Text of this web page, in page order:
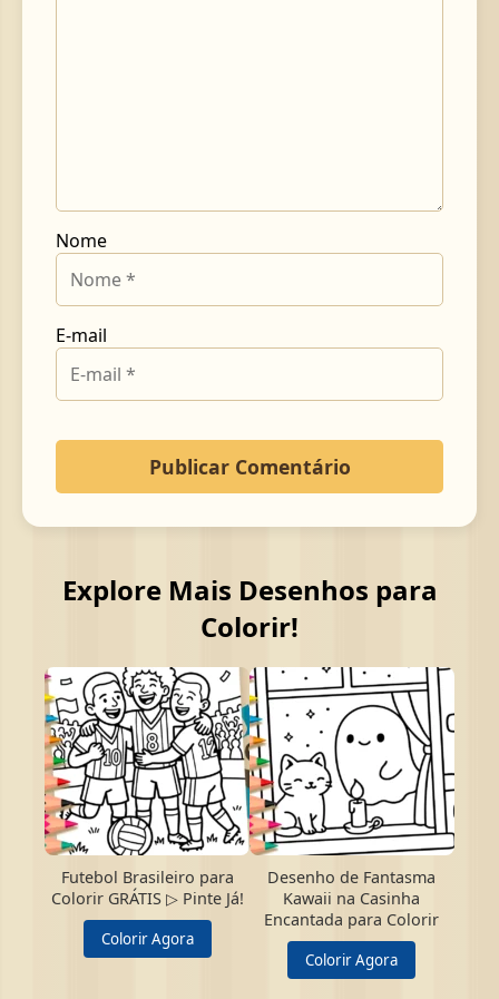
Nome
E-mail
Explore Mais Desenhos para
Colorir!
Futebol Brasileiro para
Colorir GRÁTIS ▷ Pinte Já!
Colorir Agora
Desenho de Fantasma
Kawaii na Casinha
Encantada para Colorir
Colorir Agora